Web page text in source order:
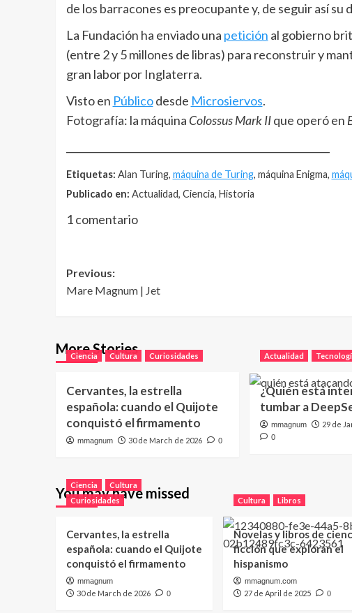
de los barracones es preocupante y, de seguir así
La Fundación ha enviado una petición al gobierno
(entre 2 y 5 millones de libras) para reconstruir y
gran labor por Inglaterra.
Visto en Públicodesde Microsiervos.
Fotografía: la máquina Colossus Mark IIque operó en
Etiquetas: Alan Turing, máquina de Turing, máquina Enigma,
Publicado en: Actualidad, Ciencia, Historia
1 comentario
Post
navigation
Previous:
Mare Magnum | Jet
More Stories
Ciencia Cultura Curiosidades
Cervantes, la estrella
española: cuando el Quijote
conquistó el firmamento
mmagnum 30 de March de 2026 0
Actualidad
¿Quién está
tumbar a
mmagnum 29 de
0
You may have missed
Ciencia
Cultura
Curiosidades
Cervantes, la estrella
española: cuando el Quijote
conquistó el firmamento
mmagnum
30 de March de 2026 0
Cultura Libros
Novelas y libros de
ficción que exploran el
hispanismo
mmagnum.com
27 de April de 2025 0